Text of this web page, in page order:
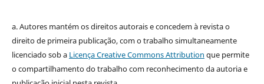
a. Autores mantém os direitos autorais e concedem à revista o
direito de primeira publicação, com o trabalho simultaneamente
licenciado sob a Licença Creative Commons Attribution que permite
o compartilhamento do trabalho com reconhecimento da autoria e